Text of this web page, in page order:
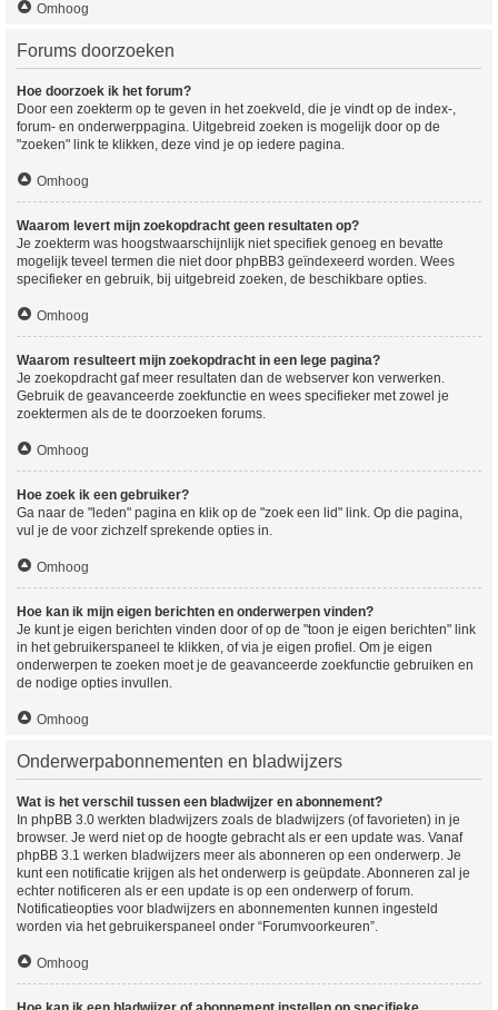
Omhoog
Forums doorzoeken
Hoe doorzoek ik het forum?
Door een zoekterm op te geven in het zoekveld, die je vindt op de index-,
forum- en onderwerppagina. Uitgebreid zoeken is mogelijk door op de
"zoeken" link te klikken, deze vind je op iedere pagina.
Omhoog
Waarom levert mijn zoekopdracht geen resultaten op?
Je zoekterm was hoogstwaarschijnlijk niet specifiek genoeg en bevatte
mogelijk teveel termen die niet door phpBB3 geïndexeerd worden. Wees
specifieker en gebruik, bij uitgebreid zoeken, de beschikbare opties.
Omhoog
Waarom resulteert mijn zoekopdracht in een lege pagina?
Je zoekopdracht gaf meer resultaten dan de webserver kon verwerken.
Gebruik de geavanceerde zoekfunctie en wees specifieker met zowel je
zoektermen als de te doorzoeken forums.
Omhoog
Hoe zoek ik een gebruiker?
Ga naar de "leden" pagina en klik op de "zoek een lid" link. Op die pagina,
vul je de voor zichzelf sprekende opties in.
Omhoog
Hoe kan ik mijn eigen berichten en onderwerpen vinden?
Je kunt je eigen berichten vinden door of op de "toon je eigen berichten" link
in het gebruikerspaneel te klikken, of via je eigen profiel. Om je eigen
onderwerpen te zoeken moet je de geavanceerde zoekfunctie gebruiken en
de nodige opties invullen.
Omhoog
Onderwerpabonnementen en bladwijzers
Wat is het verschil tussen een bladwijzer en abonnement?
In phpBB 3.0 werkten bladwijzers zoals de bladwijzers (of favorieten) in je
browser. Je werd niet op de hoogte gebracht als er een update was. Vanaf
phpBB 3.1 werken bladwijzers meer als abonneren op een onderwerp. Je
kunt een notificatie krijgen als het onderwerp is geüpdate. Abonneren zal je
echter notificeren als er een update is op een onderwerp of forum.
Notificatieopties voor bladwijzers en abonnementen kunnen ingesteld
worden via het gebruikerspaneel onder “Forumvoorkeuren”.
Omhoog